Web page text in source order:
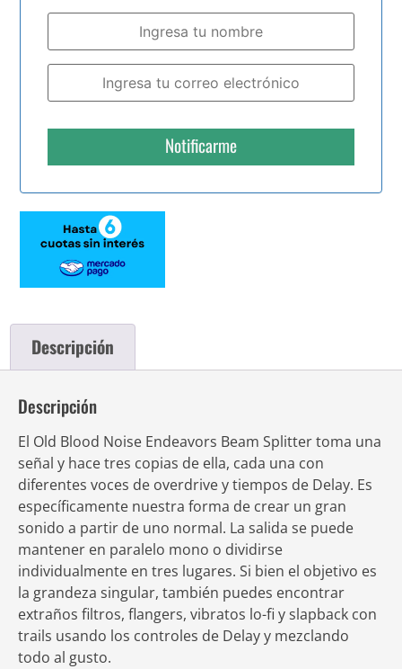
Notificarme
Descripción
Descripción
El Old Blood Noise Endeavors Beam Splitter toma una
señal y hace tres copias de ella, cada una con
diferentes voces de overdrive y tiempos de Delay. Es
específicamente nuestra forma de crear un gran
sonido a partir de uno normal. La salida se puede
mantener en paralelo mono o dividirse
individualmente en tres lugares. Si bien el objetivo es
la grandeza singular, también puedes encontrar
extraños filtros, flangers, vibratos lo-fi y slapback con
trails usando los controles de Delay y mezclando
todo al gusto.